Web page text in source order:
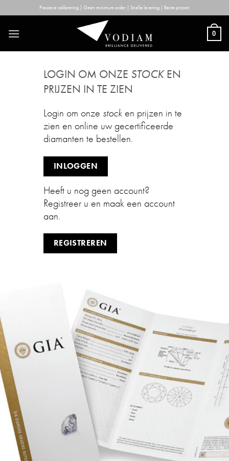
to
content
Precieze calibrering | Geen minimum order | Snelle levering | Beste prijzen
0
LOGIN OM ONZE STOCKEN
PRIJZEN IN TE ZIEN
Login om onze stock en prijzen in te
zien en online uw gecertificeerde
diamanten te bestellen.
INLOGGEN
Heeft u nog geen account?
Registreer u en maak een account
aan.
REGISTREREN